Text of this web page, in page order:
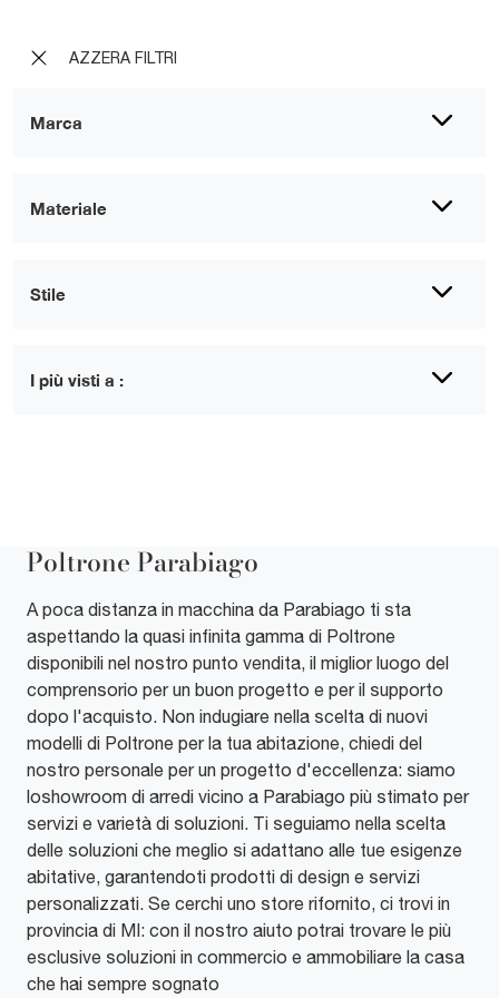
AZZERA FILTRI
Marca
Materiale
Stile
I più visti a :
Poltrone Parabiago
A poca distanza in macchina da Parabiago ti sta
aspettando la quasi infinita gamma di Poltrone
disponibili nel nostro punto vendita, il miglior luogo del
comprensorio per un buon progetto e per il supporto
dopo l'acquisto. Non indugiare nella scelta di nuovi
modelli di Poltrone per la tua abitazione, chiedi del
nostro personale per un progetto d'eccellenza: siamo
loshowroom di arredi vicino a Parabiago più stimato per
servizi e varietà di soluzioni. Ti seguiamo nella scelta
delle soluzioni che meglio si adattano alle tue esigenze
abitative, garantendoti prodotti di design e servizi
personalizzati. Se cerchi uno store rifornito, ci trovi in
provincia di MI: con il nostro aiuto potrai trovare le più
esclusive soluzioni in commercio e ammobiliare la casa
che hai sempre sognato